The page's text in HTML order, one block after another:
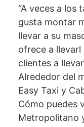
“A veces a los
gusta montar
llevar a su
ofrece a
clientes a
Alrededor del
Easy Taxi y
Cómo puedes
Metropolitano